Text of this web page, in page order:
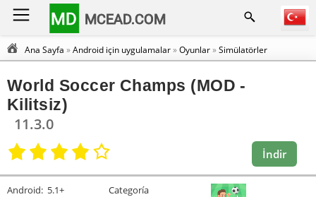
MD MCEAD.COM
Ana Sayfa »Android için uygulamalar»Oyunlar»Simülatörler
World Soccer Champs (MOD -
Kilitsiz)
11.3.0
İndir
Android: 5.1+ Categoría